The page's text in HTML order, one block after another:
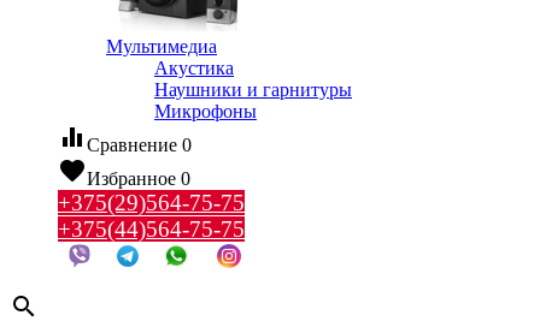
Мультимедиа
Акустика
Наушники и гарнитуры
Микрофоны
equalizer Сравнение 0
favoriteИзбранное 0
+375(29)564-75-75
+375(44)564-75-75
search